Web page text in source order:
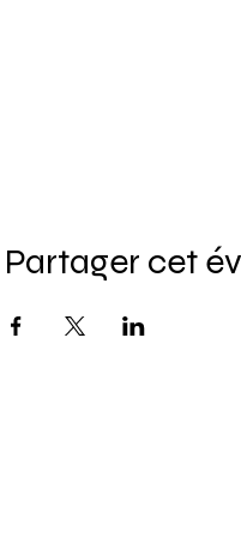
Partager cet